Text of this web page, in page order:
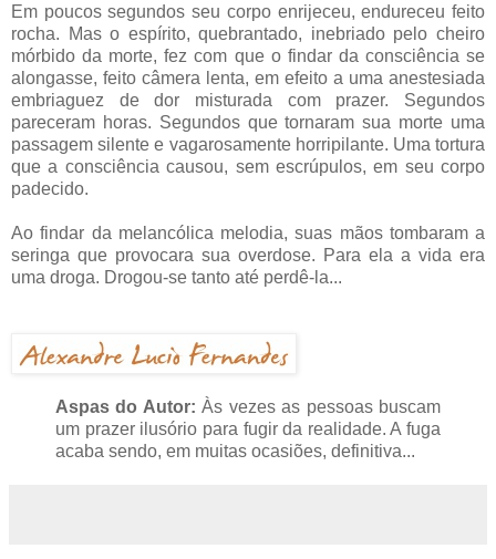
Em poucos segundos seu corpo enrijeceu, endureceu feito
rocha. Mas o espírito, quebrantado, inebriado pelo cheiro
mórbido da morte, fez com que o findar da consciência se
alongasse, feito câmera lenta, em efeito a uma anestesiada
embriaguez de dor misturada com prazer. Segundos
pareceram horas. Segundos que tornaram sua morte uma
passagem silente e vagarosamente horripilante. Uma tortura
que a consciência causou, sem escrúpulos, em seu corpo
padecido.
Ao findar da melancólica melodia, suas mãos tombaram a
seringa que provocara sua overdose. Para ela a vida era
uma droga. Drogou-se tanto até perdê-la...
Aspas do Autor: Às vezes as pessoas buscam
um prazer ilusório para fugir da realidade. A fuga
acaba sendo, em muitas ocasiões, definitiva...